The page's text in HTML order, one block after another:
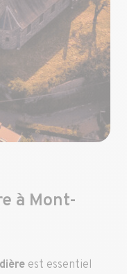
à Mont-
est essentiel